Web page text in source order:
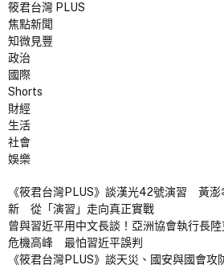
筱君台灣 PLUS
焦點新聞
知微見豐
政治
國際
Shorts
財經
生活
社會
娛樂
《筱君台灣PLUS》談漢光42號演習 黃澎
新 從「演習」走向真正實戰
曾與習近平用中文長談！亞洲協會執行長
危機高峰 最怕習近平誤判
《筱君台灣PLUS》談天災、國安與國會